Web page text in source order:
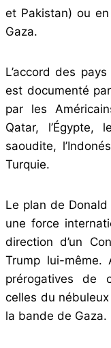
et Pakistan) ou
Gaza.
L’accord des
est documenté
par les
Qatar, l’Égypte,
saoudite,
Turquie.
Le plan de
une force
direction d’un
Trump lui-même.
prérogatives de
celles du
la bande de Gaza.